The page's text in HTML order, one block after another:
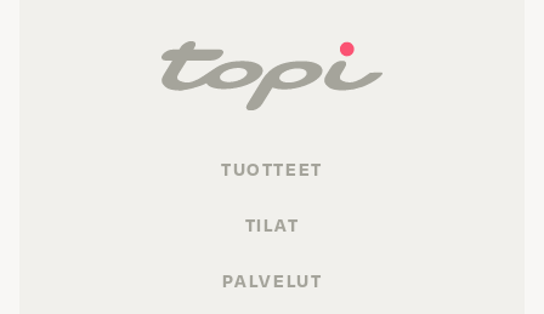
TUOTTEET
TILAT
PALVELUT